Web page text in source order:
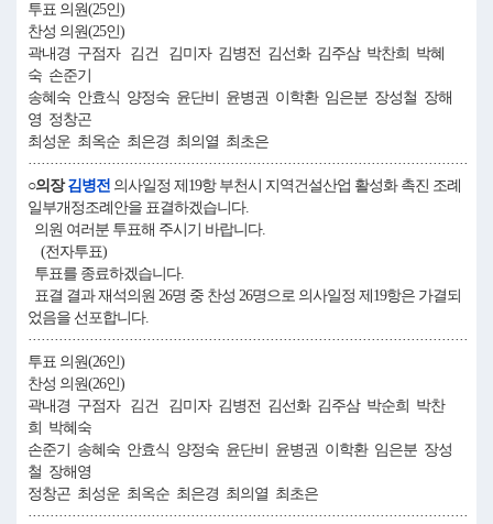
투표 의원(25인)
찬성 의원(25인)
곽내경 구점자 김건 김미자 김병전 김선화 김주삼 박찬희 박혜
숙 손준기
송혜숙 안효식 양정숙 윤단비 윤병권 이학환 임은분 장성철 장해
영 정창곤
최성운 최옥순 최은경 최의열 최초은
····································································································
○의장김병전 의사일정 제19항 부천시 지역건설산업 활성화 촉진 조례
일부개정조례안을 표결하겠습니다.
의원 여러분 투표해 주시기 바랍니다.
(전자투표)
투표를 종료하겠습니다.
표결 결과 재석의원 26명 중 찬성 26명으로 의사일정 제19항은 가결되
었음을 선포합니다.
····································································································
투표 의원(26인)
찬성 의원(26인)
곽내경 구점자 김건 김미자 김병전 김선화 김주삼 박순희 박찬
희 박혜숙
손준기 송혜숙 안효식 양정숙 윤단비 윤병권 이학환 임은분 장성
철 장해영
정창곤 최성운 최옥순 최은경 최의열 최초은
····································································································